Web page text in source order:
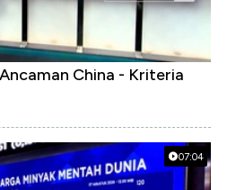
China - Kriteria
07:04